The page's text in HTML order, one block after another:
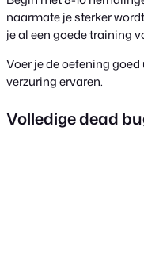
naarmate je sterker
je al een goede training
Voer je de oefening
verzuring ervaren.
Volledige dead